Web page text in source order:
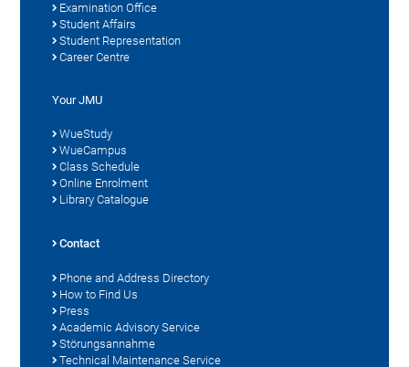
Examination Office
Student Affairs
Student Representation
Career Centre
Your JMU
WueStudy
WueCampus
Class Schedule
Online Enrolment
Library Catalogue
Contact
Phone and Address Directory
How to Find Us
Press
Academic Advisory Service
Störungsannahme
Technical Maintenance Service